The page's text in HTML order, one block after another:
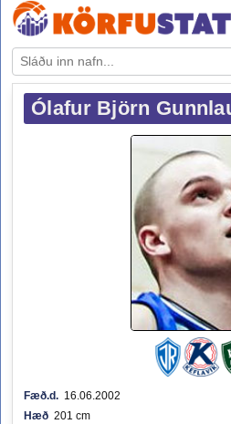
Ólafur Björn
Fæð.d. 16.06.2002
Hæð 201 cm